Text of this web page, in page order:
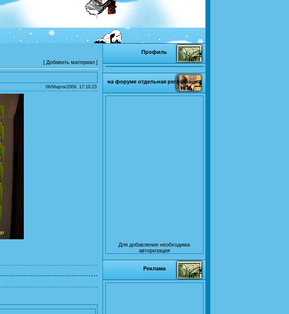
[ Добавить материал ]
06/Марта/2009, 17:10:23
Профиль
на форуме отдельная регистрация
Для добавления необходима
авторизация
Реклама